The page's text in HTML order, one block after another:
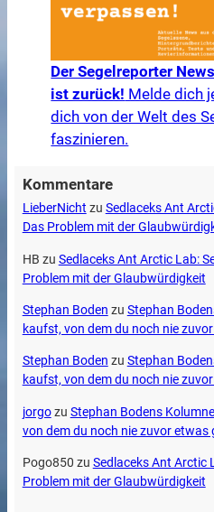
Der Segelreporter
ist zurück! Melde dich
dich von der Welt des
faszinieren.
Kommentare
LieberNicht zu Sedlaceks Ant
Das Problem mit der
HB zu Sedlaceks Ant Arctic Lab:
Problem mit der Glaubwürdigkeit
Stephan Boden zu Stephan
kaufst, von dem du noch nie
Stephan Boden zu Stephan
kaufst, von dem du noch nie
jorgozu Stephan Bodens
von dem du noch nie zuvor etwas
Pogo850 zu Sedlaceks Ant Arctic
Problem mit der Glaubwürdigkeit